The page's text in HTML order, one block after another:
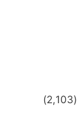
(2,103)